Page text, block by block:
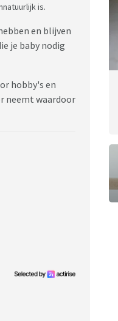
is.
en blijven
je baby nodig
hobby's en
neemt waardoor